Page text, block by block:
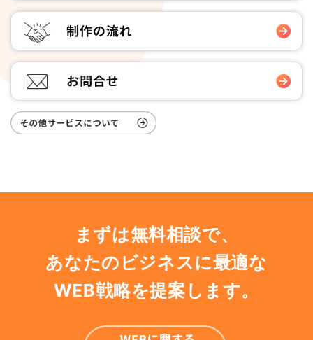
まずは無料相談で、
あなたのビジネスに最適な
WEB戦略を提案します。